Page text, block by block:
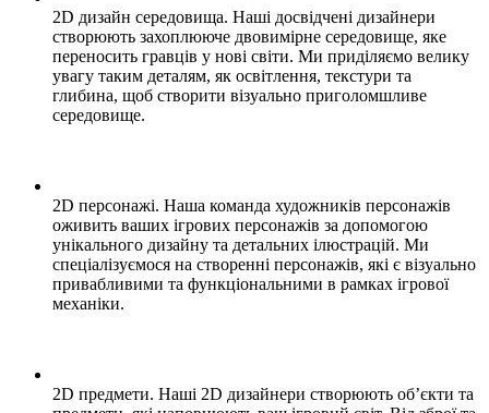
2D дизайн середовища. Наші досвідчені дизайнери
створюють захоплююче двовимірне середовище, яке
переносить гравців у нові світи. Ми приділяємо велику
увагу таким деталям, як освітлення, текстури та
глибина, щоб створити візуально приголомшливе
середовище.
2D персонажі. Наша команда художників персонажів
оживить ваших ігрових персонажів за допомогою
унікального дизайну та детальних ілюстрацій. Ми
спеціалізуємося на створенні персонажів, які є візуально
привабливими та функціональними в рамках ігрової
механіки.
2D предмети. Наші 2D дизайнери створюють об’єкти та